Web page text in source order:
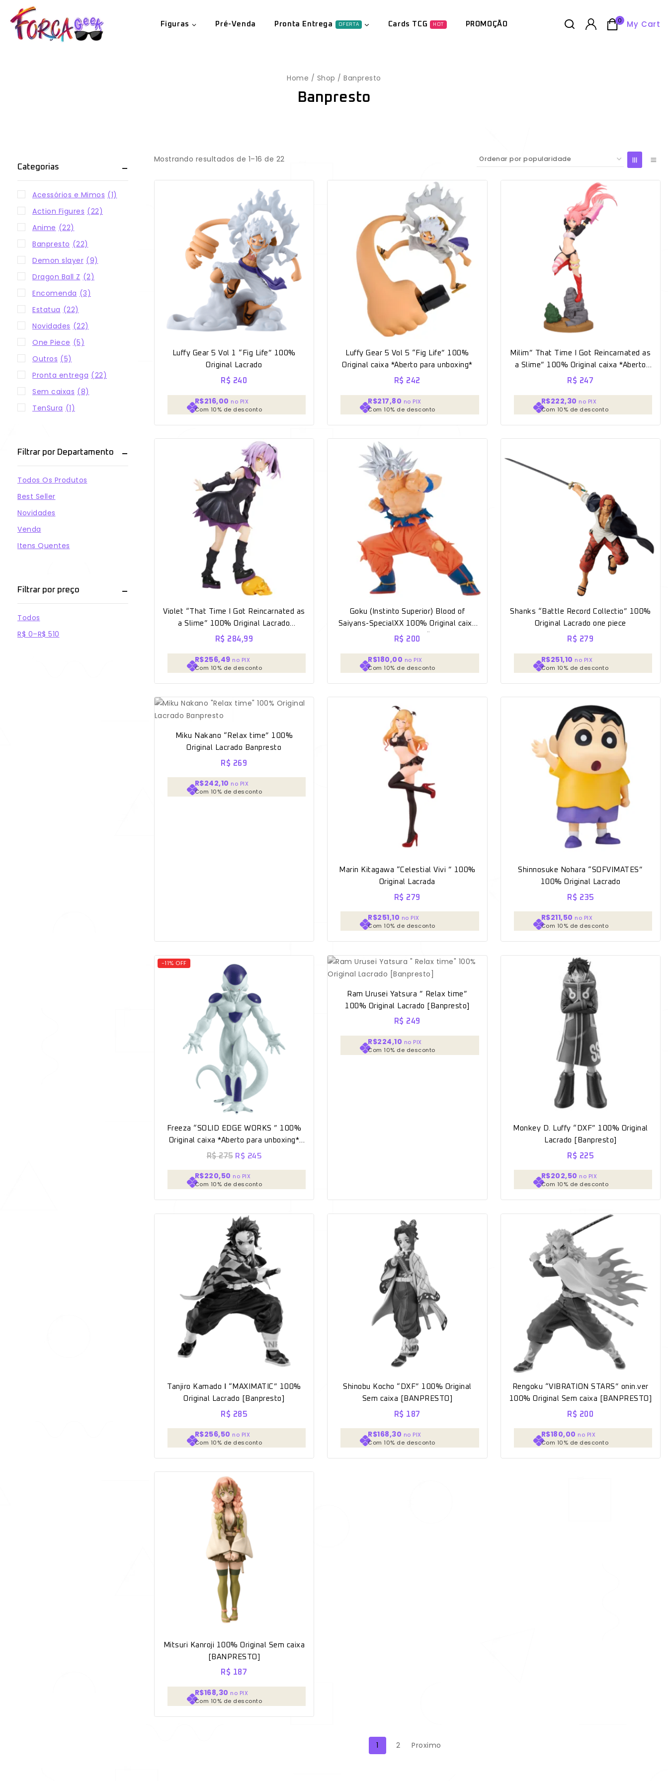
Figuras Pré-Venda Pronta Entrega OFERTA Cards TCG HOT PROMOÇÃO 0 My Cart
Home / Shop / Banpresto
Banpresto
Mostrando resultados de 1–16 de 22
Luffy Gear 5 Vol 1 “Fig Life” 100%
Original Lacrado
R$ 240
R$216,00 no PIX
Com 10% de desconto
Luffy Gear 5 Vol 5 “Fig Life” 100%
Original caixa *Aberto para unboxing*
R$ 242
R$217,80 no PIX
Com 10% de desconto
Milim” That Time I Got Reincarnated as
a Slime” 100% Original caixa *Aberto
para unboxing*
R$ 247
R$222,30 no PIX
Com 10% de desconto
Violet “That Time I Got Reincarnated as
a Slime” 100% Original Lacrado
Banpresto
R$ 284,99
R$256,49 no PIX
Com 10% de desconto
Goku (Instinto Superior) Blood of
Saiyans-SpecialXX 100% Original caixa
*Aberto para unboxing* “Dragon Ball
R$ 200
R$180,00 no PIX
Com 10% de desconto
Shanks “Battle Record Collectio” 100%
Original Lacrado one piece
R$ 279
R$251,10 no PIX
Com 10% de desconto
Miku Nakano “Relax time” 100%
Original Lacrado Banpresto
R$ 269
R$242,10 no PIX
Com 10% de desconto
Marin Kitagawa “Celestial Vivi ” 100%
Original Lacrada
R$ 279
R$251,10 no PIX
Com 10% de desconto
Shinnosuke Nohara “SOFVIMATES”
100% Original Lacrado
R$ 235
R$211,50 no PIX
Com 10% de desconto
-11% OFF
Freeza “SOLID EDGE WORKS ” 100%
Original caixa *Aberto para unboxing*
[Banpresto]
R$275 R$ 245
R$220,50 no PIX
Com 10% de desconto
Ram Urusei Yatsura ” Relax time”
100% Original Lacrado [Banpresto]
R$ 249
R$224,10 no PIX
Com 10% de desconto
Monkey D. Luffy “DXF” 100% Original
Lacrado [Banpresto]
R$ 225
R$202,50 no PIX
Com 10% de desconto
Tanjiro Kamado Ⅰ “MAXIMATIC” 100%
Original Lacrado [Banpresto]
R$ 285
R$256,50 no PIX
Com 10% de desconto
Shinobu Kocho “DXF” 100% Original
Sem caixa [BANPRESTO]
R$ 187
R$168,30 no PIX
Com 10% de desconto
Rengoku “VIBRATION STARS” onin.ver
100% Original Sem caixa [BANPRESTO]
R$ 200
R$180,00 no PIX
Com 10% de desconto
Mitsuri Kanroji 100% Original Sem caixa
[BANPRESTO]
R$ 187
R$168,30 no PIX
Com 10% de desconto
1 2 Proximo
Categorias
Acessórios e Mimos (1)
Action Figures (22)
Anime (22)
Banpresto (22)
Demon slayer (9)
Dragon Ball Z (2)
Encomenda (3)
Estatua (22)
Novidades (22)
One Piece (5)
Outros (5)
Pronta entrega (22)
Sem caixas (8)
TenSura (1)
Filtrar por Departamento
Todos Os Produtos
Best Seller
Novidades
Venda
Itens Quentes
Filtrar por preço
Todos
R$ 0–R$ 510